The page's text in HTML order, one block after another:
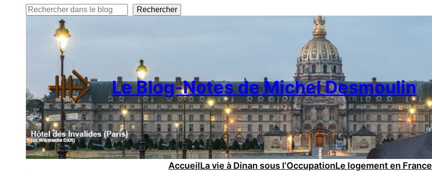
Rechercher Rechercher
Le Blog-Notes de Michel Desmoulin
AccueilLa vie à Dinan sous l’OccupationLe logement en France